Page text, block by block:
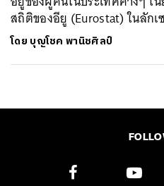
สถิติของอียู (Eurostat) ในลักเ
โดย บุญโชค พานิชศิลป์
SHARE TWEET